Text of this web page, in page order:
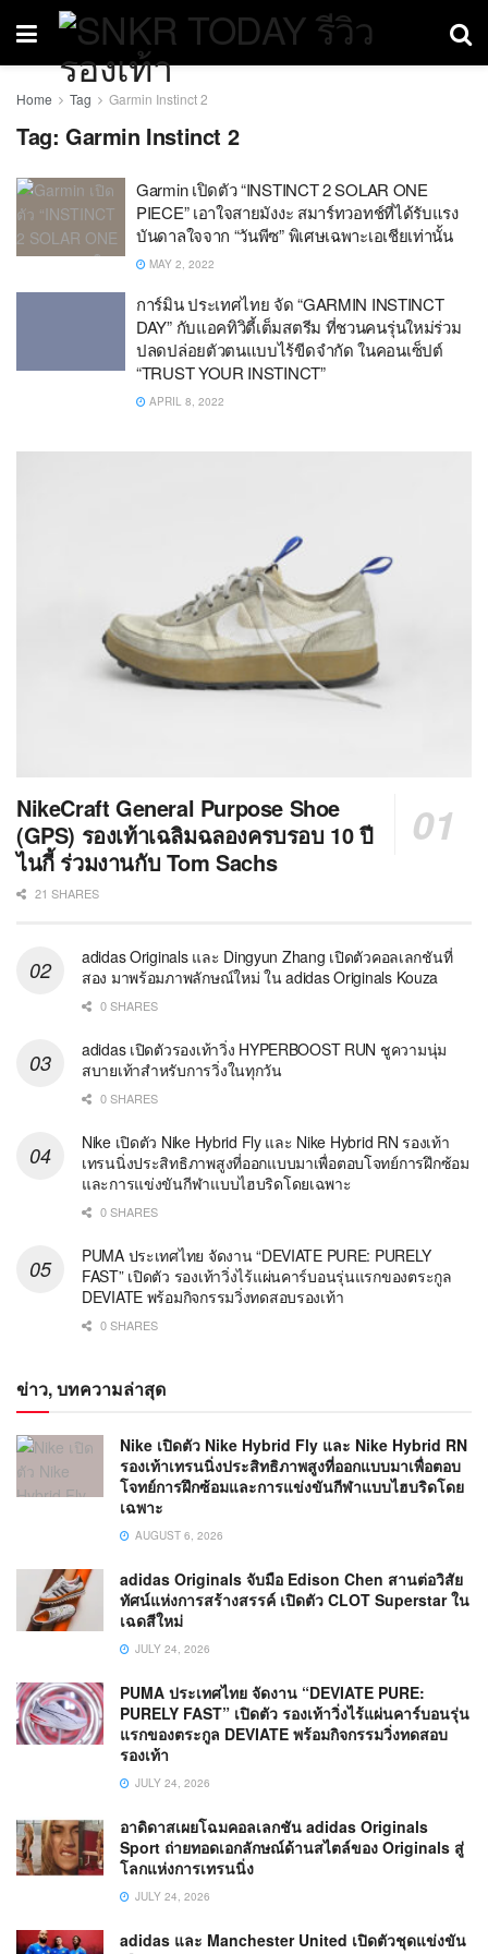
Home Tag Garmin Instinct 2
Tag: Garmin Instinct 2
Garmin เปิดตัว “INSTINCT 2 SOLAR ONE
PIECE” เอาใจสายมังงะ สมาร์ทวอทช์ที่ได้รับแรง
บันดาลใจจาก “วันพีซ” พิเศษเฉพาะเอเชียเท่านั้น
MAY 2, 2022
การ์มิน ประเทศไทย จัด “GARMIN INSTINCT
DAY” กับแอคทิวิตี้เต็มสตรีม ที่ชวนคนรุ่นใหม่ร่วม
ปลดปล่อยตัวตนแบบไร้ขีดจำกัด ในคอนเซ็ปต์
“TRUST YOUR INSTINCT”
APRIL 8, 2022
NikeCraft General Purpose Shoe
(GPS) รองเท้าเฉลิมฉลองครบรอบ 10 ปี
ไนกี้ ร่วมงานกับ Tom Sachs
21 SHARES
adidas Originals และ Dingyun Zhang เปิดตัวคอลเลกชันที่
สอง มาพร้อมภาพลักษณ์ใหม่ ใน adidas Originals Kouza
0 SHARES
adidas เปิดตัวรองเท้าวิ่ง HYPERBOOST RUN ชูความนุ่ม
สบายเท้าสำหรับการวิ่งในทุกวัน
0 SHARES
Nike เปิดตัว Nike Hybrid Fly และ Nike Hybrid RN รองเท้า
เทรนนิ่งประสิทธิภาพสูงที่ออกแบบมาเพื่อตอบโจทย์การฝึกซ้อม
และการแข่งขันกีฬาแบบไฮบริดโดยเฉพาะ
0 SHARES
PUMA ประเทศไทย จัดงาน “DEVIATE PURE: PURELY
FAST” เปิดตัว รองเท้าวิ่งไร้แผ่นคาร์บอนรุ่นแรกของตระกูล
DEVIATE พร้อมกิจกรรมวิ่งทดสอบรองเท้า
0 SHARES
ข่าว, บทความล่าสุด
Nike เปิดตัว Nike Hybrid Fly และ Nike Hybrid RN
รองเท้าเทรนนิ่งประสิทธิภาพสูงที่ออกแบบมาเพื่อตอบ
โจทย์การฝึกซ้อมและการแข่งขันกีฬาแบบไฮบริดโดย
เฉพาะ
AUGUST 6, 2026
adidas Originals จับมือ Edison Chen สานต่อวิสัย
ทัศน์แห่งการสร้างสรรค์ เปิดตัว CLOT Superstar ใน
เฉดสีใหม่
JULY 24, 2026
PUMA ประเทศไทย จัดงาน “DEVIATE PURE:
PURELY FAST” เปิดตัว รองเท้าวิ่งไร้แผ่นคาร์บอนรุ่น
แรกของตระกูล DEVIATE พร้อมกิจกรรมวิ่งทดสอบ
รองเท้า
JULY 24, 2026
อาดิดาสเผยโฉมคอลเลกชัน adidas Originals
Sport ถ่ายทอดเอกลักษณ์ด้านสไตล์ของ Originals สู่
โลกแห่งการเทรนนิ่ง
JULY 24, 2026
adidas และ Manchester United เปิดตัวชุดแข่งขัน